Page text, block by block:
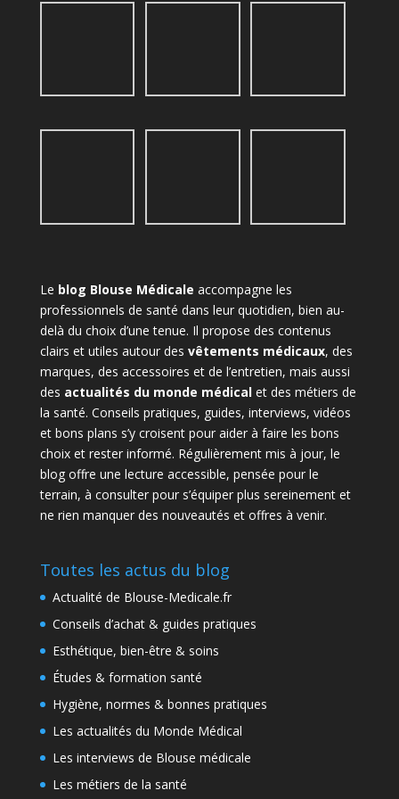
Le blog Blouse Médicale accompagne les
professionnels de santé dans leur quotidien, bien au-
delà du choix d’une tenue. Il propose des contenus
clairs et utiles autour des vêtements médicaux, des
marques, des accessoires et de l’entretien, mais aussi
des actualités du monde médicalet des métiers de
la santé. Conseils pratiques, guides, interviews, vidéos
et bons plans s’y croisent pour aider à faire les bons
choix et rester informé. Régulièrement mis à jour, le
blog offre une lecture accessible, pensée pour le
terrain, à consulter pour s’équiper plus sereinement et
ne rien manquer des nouveautés et offres à venir.
Toutes les actus du blog
Actualité de Blouse-Medicale.fr
Conseils d’achat & guides pratiques
Esthétique, bien-être & soins
Études & formation santé
Hygiène, normes & bonnes pratiques
Les actualités du Monde Médical
Les interviews de Blouse médicale
Les métiers de la santé